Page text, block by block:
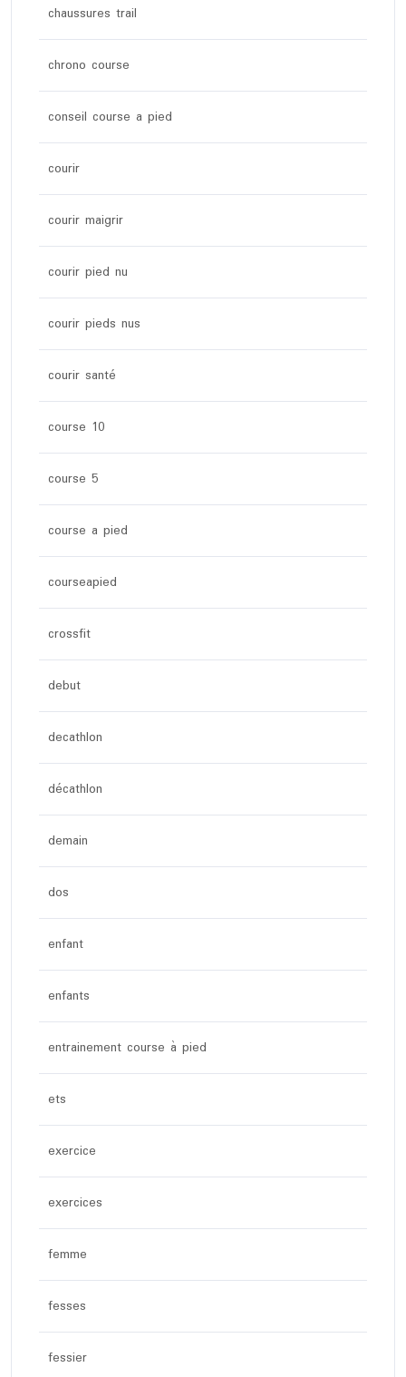
chaussures trail
chrono course
conseil course a pied
courir
courir maigrir
courir pied nu
courir pieds nus
courir santé
course 10
course 5
course a pied
courseapied
crossfit
debut
decathlon
décathlon
demain
dos
enfant
enfants
entrainement course à pied
ets
exercice
exercices
femme
fesses
fessier